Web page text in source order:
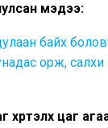
мэдээ:
байх
орж, салхи
хүртэлх цаг